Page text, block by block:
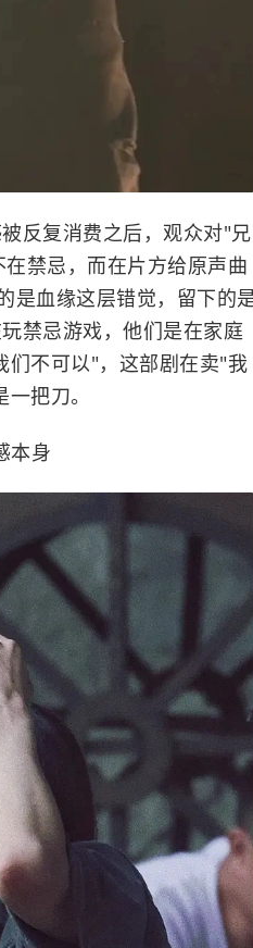
反复消费之后，观众对"兄
禁忌，而在片方给原声曲
是血缘这层错觉，留下的
禁忌游戏，他们是在家庭
们不可以"，这部剧在卖"我
把刀。
本身